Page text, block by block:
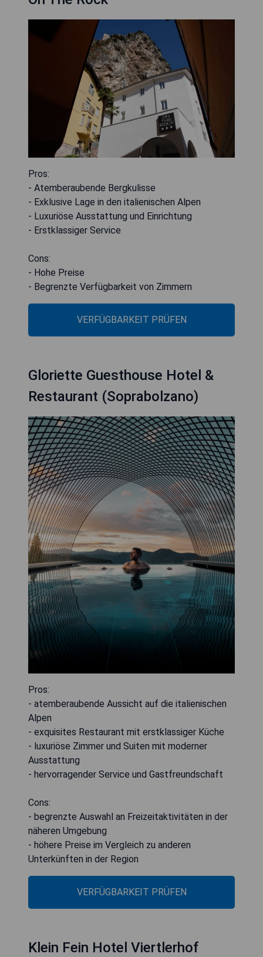
Pros:
- Atemberaubende Bergkulisse
- Exklusive Lage in den italienischen Alpen
- Luxuriöse Ausstattung und Einrichtung
- Erstklassiger Service
Cons:
- Hohe Preise
- Begrenzte Verfügbarkeit von Zimmern
VERFÜGBARKEIT PRÜFEN
Gloriette Guesthouse Hotel &
Restaurant (Soprabolzano)
Pros:
- atemberaubende Aussicht auf die italienischen
Alpen
- exquisites Restaurant mit erstklassiger Küche
- luxuriöse Zimmer und Suiten mit moderner
Ausstattung
- hervorragender Service und Gastfreundschaft
Cons:
- begrenzte Auswahl an Freizeitaktivitäten in der
näheren Umgebung
- höhere Preise im Vergleich zu anderen
Unterkünften in der Region
VERFÜGBARKEIT PRÜFEN
Klein Fein Hotel Viertlerhof